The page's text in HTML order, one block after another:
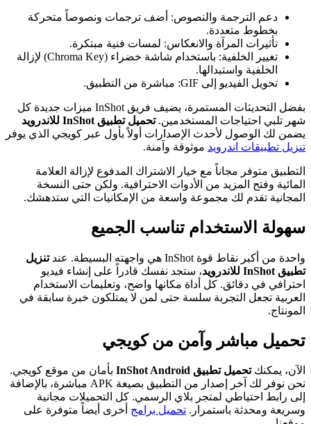
دعم الترجمة والنصوص: أضف ترجمات ونصوصاً متحركة
بخطوط متعددة.
تأثيرات المرآة والانعكاس: لمسات فنية مبتكرة.
تغيير الخلفية: باستخدام شاشة خضراء (Chroma Key) لإزالة
الخلفية واستبدالها.
تحويل الفيديو إلى GIF: مباشرة من التطبيق.
بفضل التحديثات المستمرة، يضيف فريق InShot ميزات جديدة كل
شهر تلبي احتياجات المستخدمين.تحميل تطبيق InShot للاندرويد
يضمن لك الوصول لأحدث الإصدارات أولاً بأول عبر كويجي الذي يوفر
تنزيل تطبيقات اندرويد موثوقة وآمنة.
التطبيق متوفر مجاناً مع خيار الاشتراك المدفوع لإزالة العلامة
المائية وفتح المزيد من الأدوات الاحترافية. ولكن حتى النسخة
المجانية تقدم لك مجموعة واسعة من الإمكانيات التي ستدهشك.
سهولة الاستخدام تناسب الجميع
واحدة من أكبر نقاط قوة InShot هي واجهته البسيطة. عند
تنزيل
تطبيق InShot للاندرويد
، ستجد نفسك قادراً على إنشاء فيديو
احترافي في دقائق. كل أداة مكانها واضح، وتعليمات الاستخدام
العربية تجعل التجربة سلسة حتى لمن لا يمتلكون خبرة سابقة في
المونتاج.
تحميل مباشر وآمن من كويجي
الآن، يمكنكتحميل تطبيق InShot Android
بأمان من موقع كويجي.
نحن نوفر لك آخر إصدار من التطبيق بصيغة APK مباشرة، بالإضافة
إلى رابط احتياطي لمتجر بلاي الرسمي. كل التحميلات مجانية
وسريعة ومحدثة باستمرار. تحميل برامج أخرى أيضاً متوفرة على